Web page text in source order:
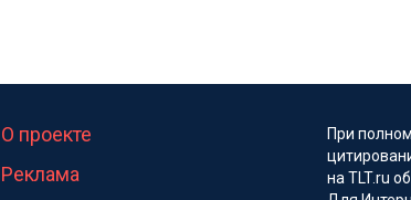
О проекте
Реклама
При
на TLT.ru